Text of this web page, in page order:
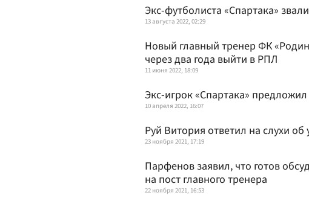
Экс-футболиста «Спартака»
13 августа 2022, 02:29
Новый главный тренер ФК
через два года выйти в РПЛ
11 июня 2022, 18:09
Экс-игрок «Спартака»
10 апреля 2022, 16:07
Руй Витория ответил на слухи об
23 ноября 2021, 17:19
Парфенов заявил, что готов
на пост главного тренера
22 ноября 2021, 16:53